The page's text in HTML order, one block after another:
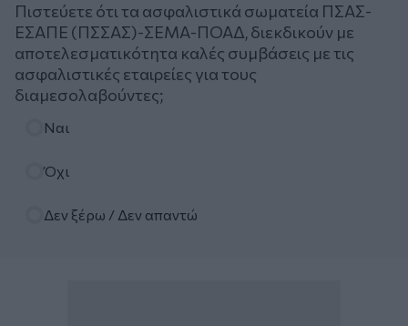
Πιστεύετε ότι τα ασφαλιστικά σωματεία ΠΣΑΣ-
ΕΣΑΠΕ (ΠΣΣΑΣ)-ΣΕΜΑ-ΠΟΑΔ, διεκδικούν με
αποτελεσματικότητα καλές συμβάσεις με τις
ασφαλιστικές εταιρείες για τους
διαμεσολαβούντες;
Ναι
Όχι
Δεν ξέρω / Δεν απαντώ